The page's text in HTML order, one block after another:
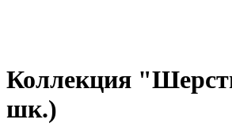
Коллекция
шк.)